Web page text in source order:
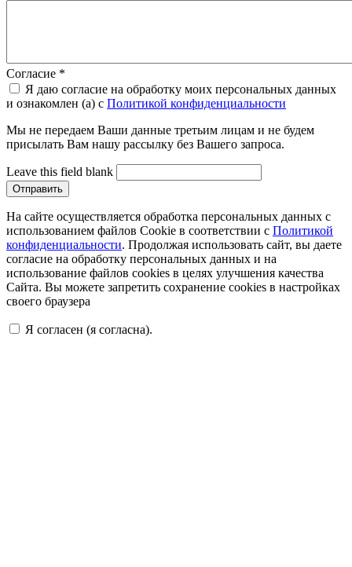
Согласие *
Я даю согласие на обработку моих персональных данных
и ознакомлен (а) с Политикой конфиденциальности
Мы не передаем Ваши данные третьим лицам и не будем
присылать Вам нашу рассылку без Вашего запроса.
Leave this field blank
На сайте осуществляется обработка персональных данных с
использованием файлов Cookie в соответствии с Политикой
конфиденциальности. Продолжая использовать сайт, вы даете
согласие на обработку персональных данных и на
использование файлов cookies в целях улучшения качества
Сайта. Вы можете запретить сохранение cookies в настройках
своего браузера
Я согласен (я согласна).